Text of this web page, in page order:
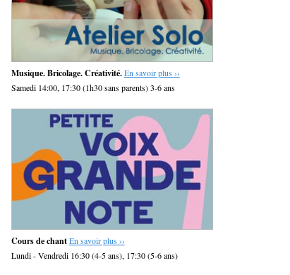
Musique. Bricolage. Créativité. En savoir plus ››
Samedi 14:00, 17:30 (1h30 sans parents) 3-6 ans
Cours de chant En savoir plus ››
Lundi - Vendredi 16:30 (4-5 ans), 17:30 (5-6 ans)